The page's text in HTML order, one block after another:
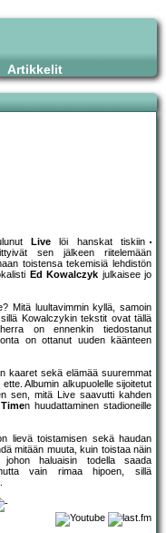
Artikkelit
Live löi hanskat tiskiin
sen jälkeen riitelemään
toistensa tekemisiä lehdistön
Ed Kowalczyk julkaisee jo
Mitä luultavimmin kyllä, samoin
Kowalczykin tekstit ovat tällä
on ennenkin tiedostanut
on ottanut uuden käänteen
kaaret sekä elämää suuremmat
Albumin alkupuolelle sijoitetut
sen, mitä Live saavutti kahden
n huudattaminen stadioneille
lievä toistamisen sekä haudan
mitään muuta, kuin toistaa näin
johon haluaisin todella saada
vain rimaa hipoen, sillä